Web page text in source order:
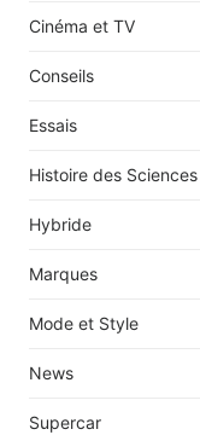
Cinéma et TV
Conseils
Essais
Histoire des Sciences
Hybride
Marques
Mode et Style
News
Supercar